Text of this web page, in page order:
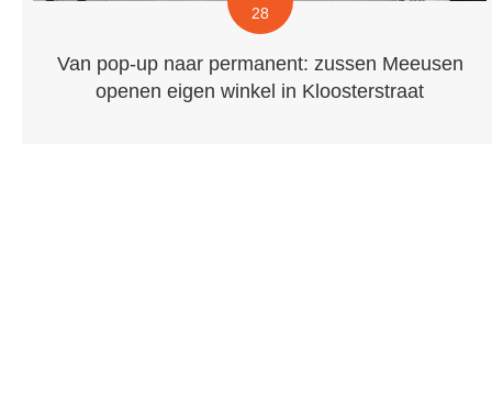
28
Van pop-up naar permanent: zussen Meeusen
openen eigen winkel in Kloosterstraat